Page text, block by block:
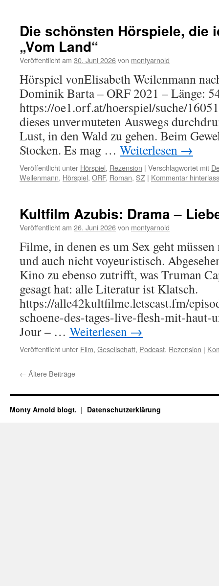
Die schönsten Hörspiele, die
„Vom Land“
Veröffentlicht am 30. Juni 2026von montyarnold
Hörspiel vonElisabeth Weilenmann
Dominik Barta – ORF 2021 – Länge:
https://oe1.orf.at/hoerspiel/suche/
dieses unvermuteten Auswegs
Lust, in den Wald zu gehen. Beim
Stocken. Es mag … Weiterlesen →
Veröffentlicht unter Hörspiel, Rezension | Verschlagwortet mit
Weilenmann, Hörspiel, ORF, Roman, SZ | Kommentar
Kultfilm Azubis: Drama –
Veröffentlicht am 26. Juni 2026von montyarnold
Filme, in denen es um Sex geht
und auch nicht voyeuristisch.
Kino zu ebenso zutrifft, was Truman
gesagt hat: alle Literatur ist Klatsch.
https://alle42kultfilme.letscast.fm/
schoene-des-tages-live-flesh-mit-haut-
Jour – … Weiterlesen →
Veröffentlicht unter Film, Gesellschaft, Podcast, Rezension |
← Ältere Beiträge
Monty Arnold blogt. Datenschutz­erklärung